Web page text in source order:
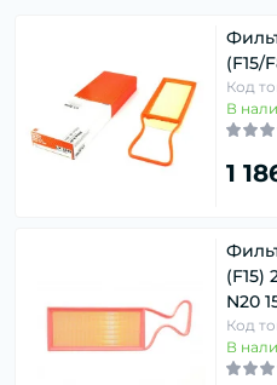
(F15/
Код
В
1
(F15)
N20
Код
В